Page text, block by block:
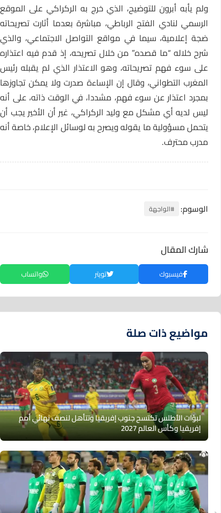
ولم يأبه أبرون للتوضيح، الذي خرج به الركراكي على الموقع
الرسمي لنادي الفتح الرباطي، مباشرة بعدما أثارت تصريحاته
ضجة إعلامية، سيما في مواقع التواصل الاجتماعي، والذي
شرح خلاله “ما قصده” من خلال تصريحه، إذ قدم فيه اعتذاره
على سوء فهم تصريحاته، وهو الاعتذار الذي لم يقبله رئيس
المغرب التطواني، وقال إن الإساءة صدرت ولا يمكن تجاوزها
بمجرد اعتذار عن سوء فهم، مشددا، في الوقت ذاته، على أنه
ليس لديه أي مشكل مع وليد الركراكي، غير أن الأخير يجب أن
يتحمل مسؤولية ما يقوله ويصرح به لوسائل الإعلام، خاصة أنه
مدرب محترف.
الوسوم: #الواجهة
شارك المقال
فيسبوك تويتر واتساب
مواضيع ذات صلة
لبؤات الأطلس تكتسح جنوب إفريقيا وتتأهل لنصف نهائي أمم
إفريقيا وكأس العالم 2027